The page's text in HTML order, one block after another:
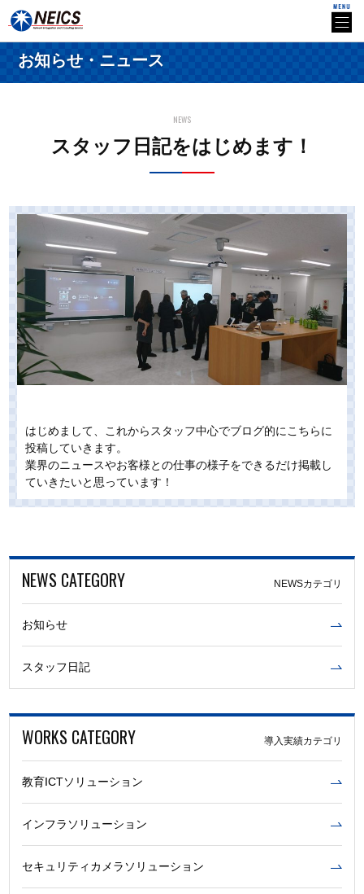
お知らせ・ニュース
NEWS
スタッフ日記をはじめます！
はじめまして、これからスタッフ中心でブログ的にこちらに
投稿していきます。
業界のニュースやお客様との仕事の様子をできるだけ掲載し
ていきたいと思っています！
NEWS CATEGORY NEWSカテゴリ
お知らせ
スタッフ日記
WORKS CATEGORY 導入実績カテゴリ
教育ICTソリューション
インフラソリューション
セキュリティカメラソリューション